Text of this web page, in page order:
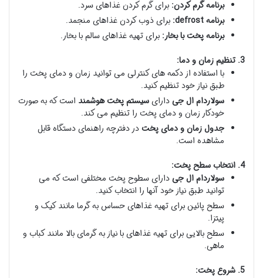
برنامه گرم کردن: برای گرم کردن غذاهای سرد.
برنامه defrost:
برای ذوب کردن غذاهای منجمد.
برنامه پخت با بخار: برای تهیه غذاهای سالم با بخار.
3. تنظیم زمان و دما:
با استفاده از دکمه های کنترلی می توانید زمان و دمای پخت را
طبق نیاز خود تنظیم کنید.
سولاردام ال جیدارایسیستم پخت هوشمند است که به صورت
خودکار زمان و دمای پخت را تنظیم می کند.
جدول زمان و دمای پختدر دفترچه راهنمای دستگاه قابل
مشاهده است.
4. انتخاب سطح پخت:
سولاردام ال جیدارای سطوح پخت مختلفی است که می
توانید طبق نیاز خود آنها را انتخاب کنید.
سطح پائین برای تهیه غذاهای حساس به گرما مانند کیک و
پیتزا.
سطح بالایی برای تهیه غذاهای با نیاز به گرمای بالا مانند کباب و
ماهی.
5. شروع پخت: